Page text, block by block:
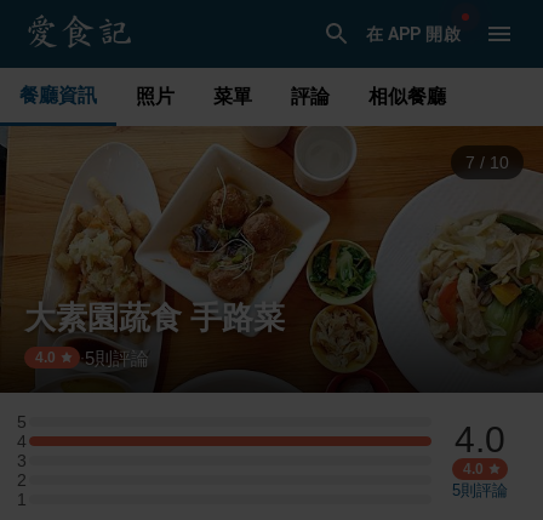
在 APP 開啟
餐廳資訊 照片 菜單 評論 相似餐廳
8 / 10
大素園蔬食 手路菜
4.0 ·5則評論
5
5 星：0 則評論
4
4 星：1 則評論
3
3 星：0 則評論
2
2 星：0 則評論
1
1 星：0 則評論
4.0
4.0
5則評論